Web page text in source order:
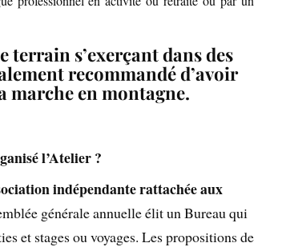
terrain s’exerçant dans des
recommandé d’avoir
marche en montagne.
l’Atelier ?
indépendante rattachée aux
générale annuelle élit un Bureau qui
et stages ou voyages. Les propositions de